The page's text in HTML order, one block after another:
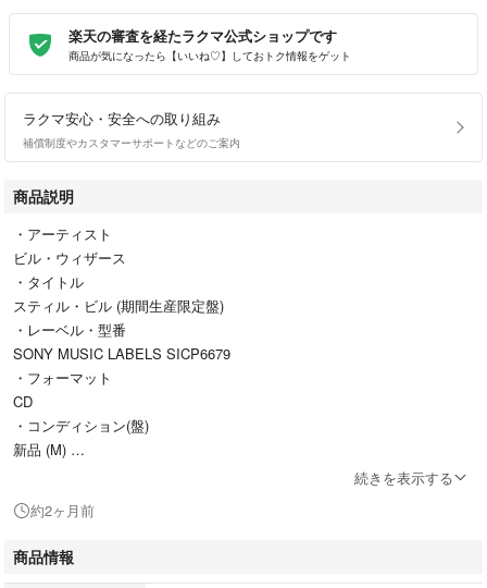
楽天の審査を経たラクマ公式ショップです
商品が気になったら【いいね♡】しておトク情報をゲット
ラクマ安心・安全への取り組み
補償制度やカスタマーサポートなどのご案内
商品説明
・アーティスト
ビル・ウィザース
・タイトル
スティル・ビル (期間生産限定盤)
・レーベル・型番
SONY MUSIC LABELS SICP6679
・フォーマット
CD
・コンディション(盤)
新品 (M)
・コンディション（帯）
新品 (M)
・特記事項
続きを表示する
約2ヶ月前
商品情報